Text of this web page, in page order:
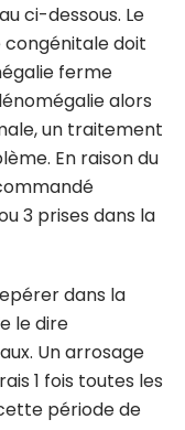
ci-dessous. Le
doit
ferme
alors
un traitement
En raison du
3 prises dans la
dans la
le dire
Un arrosage
1 fois toutes les
période de